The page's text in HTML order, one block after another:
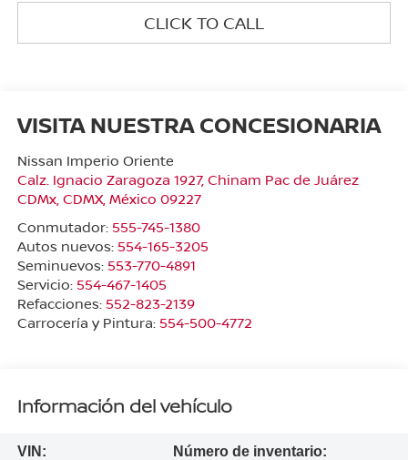
CLICK TO CALL
VISITA NUESTRA CONCESIONARIA
Nissan Imperio Oriente
Calz. Ignacio Zaragoza 1927, Chinam Pac de Juárez
CDMx, CDMX, México 09227
Conmutador: 555-745-1380
Autos nuevos: 554-165-3205
Seminuevos: 553-770-4891
Servicio: 554-467-1405
Refacciones: 552-823-2139
Carrocería y Pintura: 554-500-4772
Información del vehículo
VIN:
Número de inventario: